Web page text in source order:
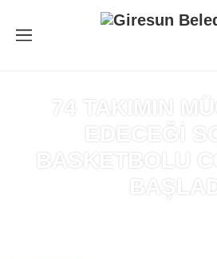
74 TAKIMIN
EDECEĞİ
BASKETBOLU
BAŞLADI